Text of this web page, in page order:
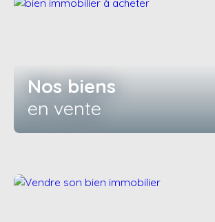
Nos biens
en vente